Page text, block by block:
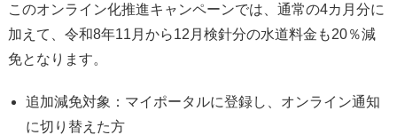
このオンライン化推進キャンペーンでは、通常の4カ月分に
加えて、令和8年11月から12月検針分の水道料金も20％減
免となります。
追加減免対象：マイポータルに登録し、オンライン通知
に切り替えた方